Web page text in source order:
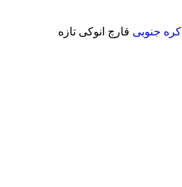
کره جنوبی قارچ انوکی تازه